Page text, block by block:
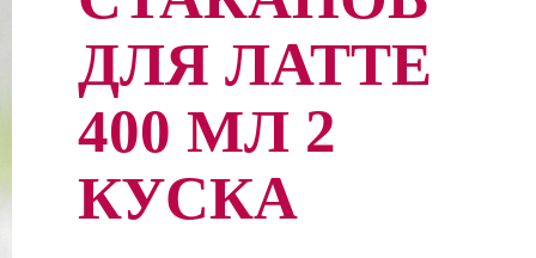
ДЛЯ ЛАТТЕ
400 МЛ 2
КУСКА